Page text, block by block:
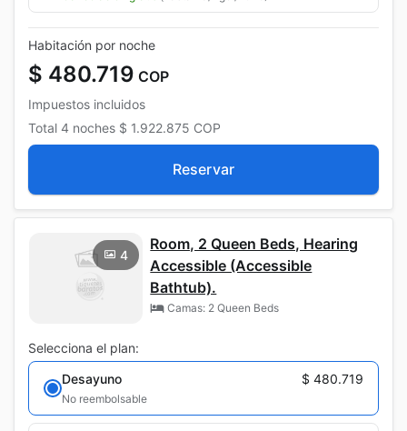
Habitación por noche
$ 480.719 COP
Impuestos incluidos
Total 4 noches $ 1.922.875 COP
Reservar
4
Room, 2 Queen Beds, Hearing
Accessible (Accessible
Bathtub).
Camas: 2 Queen Beds
Selecciona el plan:
Desayuno
$ 480.719
No reembolsable